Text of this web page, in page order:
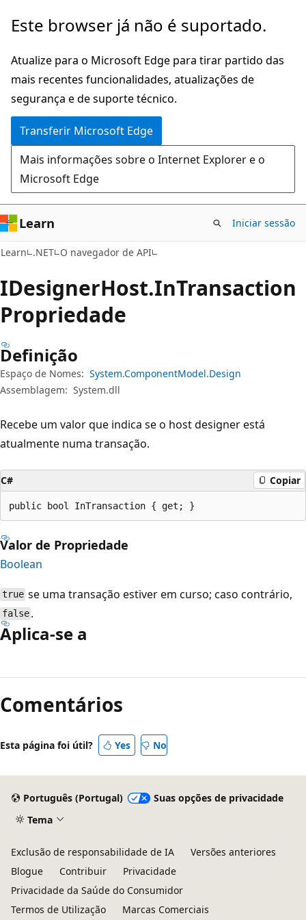
Saltar
o
conteúdo
principal
Saltar
a
navegação
na
página
Este browser já não é suportado.
Atualize para o Microsoft Edge para tirar partido das
mais recentes funcionalidades, atualizações de
segurança e de suporte técnico.
Transferir Microsoft Edge
Mais informações sobre o Internet Explorer e o
Microsoft Edge
Learn Iniciar sessão
Learn .NET O navegador de API
IDesignerHost.InTransaction
Propriedade
Definição
Espaço de Nomes: System.ComponentModel.Design
Assemblagem: System.dll
Recebe um valor que indica se o host designer está
atualmente numa transação.
C# Copiar
public bool InTransaction { get; }
Valor de Propriedade
Boolean
true se uma transação estiver em curso; caso contrário,
false .
Aplica-se a
de
leitura
Comentários
Esta página foi útil? Yes No
Português (Portugal)
Suas opções de privacidade
Tema
Exclusão de responsabilidade de IA
Versões anteriores
Blogue
Contribuir
Privacidade
Privacidade da Saúde do Consumidor
Termos de Utilização
Marcas Comerciais